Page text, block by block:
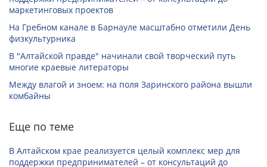
маркетинговых проектов
На Гребном канале в Барнауле масштабно отметили День
физкультурника
В "Алтайской правде" начинали свой творческий путь
многие краевые литераторы
Между влагой и зноем: на поля Заринского района вышли
комбайны
Еще по теме
В Алтайском крае реализуется целый комплекс мер для
поддержки предпринимателей – от консультаций до